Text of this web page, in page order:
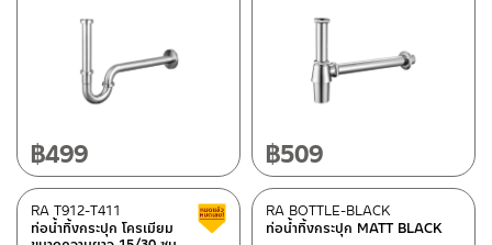
฿499 ฿509
ท่อน้ำทิ้งกระปุก โครเมียม
RA T912-T411 สินค้าลดราคา เคลียร์สต็อก
ท่อน้ำทิ้งกระปุก MATT BLACK
RA BOTTLE-BLACK